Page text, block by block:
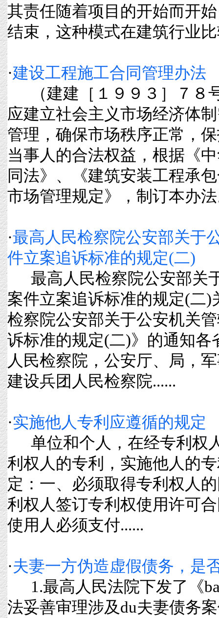
其责任随着项目的开始而开
结束，这种模式在建筑行业
·建设工程施工合同管理办法
（建建［１９９３］７
应建立社会主义市场经济体
管理，确保市场秩序正常，
当事人的合法权益，根据《
同法》、《建筑安装工程承
市场管理规定》，制订本
·最高人民检察院公安部关于
件立案追诉标准的规定(二)
最高人民检察院公安部关
案件立案追诉标准的规定(二)
检察院公安部关于公安机关
诉标准的规定(二)》的通知各
人民检察院，公安厅、局，
建设兵团人民检察院......
·实施他人专利应遵循的规定
单位和个人，在经专利权
利权人的专利，实施他人的
定：一、必须取得专利权人
利权人签订专利权使用许可
使用人必须支付......
·夫妻一方伪造虚假债务，是
1.最高人民法院下发了《
法妥善审理涉及du夫妻债务